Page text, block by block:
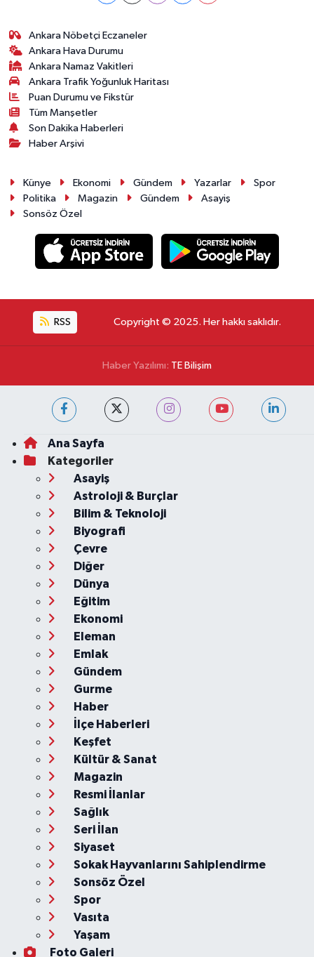
Ankara Nöbetçi Eczaneler
Ankara Hava Durumu
Ankara Namaz Vakitleri
Ankara Trafik Yoğunluk Haritası
Puan Durumu ve Fikstür
Tüm Manşetler
Son Dakika Haberleri
Haber Arşivi
Künye Ekonomi Gündem Yazarlar
Spor
Politika
Magazin Gündem
Asayiş
Sonsöz Özel
RSS Copyright © 2025. Her hakkı saklıdır.
Haber Yazılımı: TE Bilişim
Ana Sayfa
Kategoriler
Asayiş
Astroloji & Burçlar
Bilim & Teknoloji
Biyografi
Çevre
Diğer
Dünya
Eğitim
Ekonomi
Eleman
Emlak
Gündem
Gurme
Haber
İlçe Haberleri
Keşfet
Kültür & Sanat
Magazin
Resmi İlanlar
Sağlık
Seri İlan
Siyaset
Sokak Hayvanlarını Sahiplendirme
Sonsöz Özel
Spor
Vasıta
Yaşam
Foto Galeri